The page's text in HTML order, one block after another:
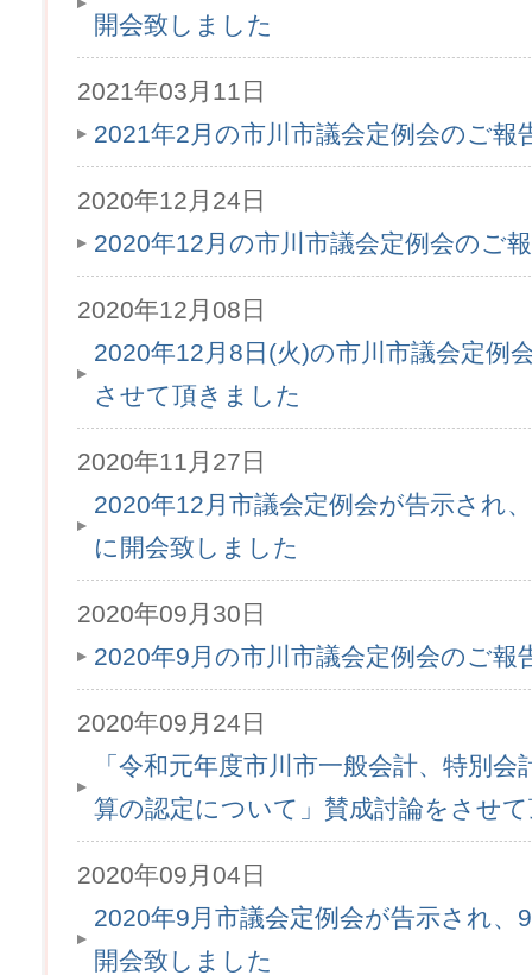
開会致しました
2021年03月11日
2021年2月の市川市議会定例会のご報
2020年12月24日
2020年12月の市川市議会定例会のご
2020年12月08日
2020年12月8日(火)の市川市議会定例
させて頂きました
2020年11月27日
2020年12月市議会定例会が告示され
に開会致しました
2020年09月30日
2020年9月の市川市議会定例会のご報
2020年09月24日
「令和元年度市川市一般会計、特別
算の認定について」賛成討論をさせ
2020年09月04日
2020年9月市議会定例会が告示され、
開会致しました